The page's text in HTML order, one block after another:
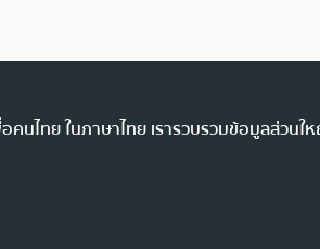
นไทย ในภาษาไทย เรารวบรวมข้อมูลส่วน